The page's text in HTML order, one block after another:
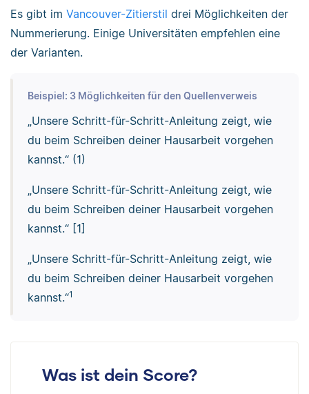
Es gibt im Vancouver-Zitierstil drei Möglichkeiten der
Nummerierung. Einige Universitäten empfehlen eine
der Varianten.
Beispiel: 3 Möglichkeiten für den Quellenverweis
„Unsere Schritt-für-Schritt-Anleitung zeigt, wie
du beim Schreiben deiner Hausarbeit vorgehen
kannst.“ (1)
„Unsere Schritt-für-Schritt-Anleitung zeigt, wie
du beim Schreiben deiner Hausarbeit vorgehen
kannst.“ [1]
„Unsere Schritt-für-Schritt-Anleitung zeigt, wie
du beim Schreiben deiner Hausarbeit vorgehen
kannst.“1
Was ist dein Score?